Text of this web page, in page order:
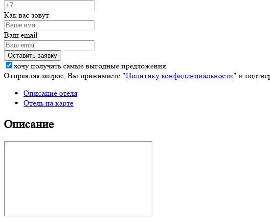
Как вас зовут
Ваш email
хочу получать самые выгодные предложения
Отправляя запрос, Вы принимаете "Политику конфиденциальности" и
Описание отеля
Отель на карте
Описание